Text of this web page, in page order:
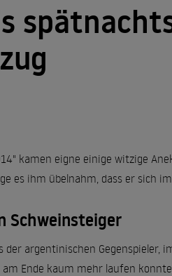
kamen eigne einige witzige
es ihm übelnahm, dass er sich
Schweinsteiger
argentinischen Gegenspieler,
Ende kaum mehr laufen